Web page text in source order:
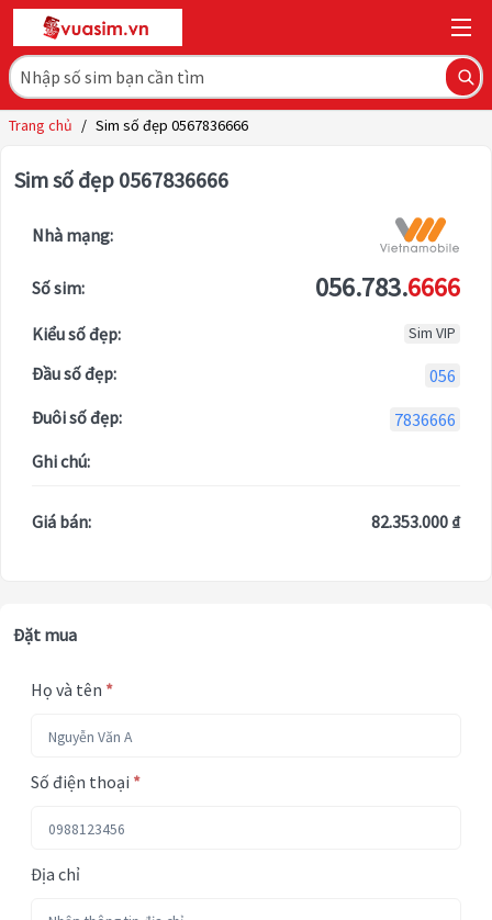
Trang chủ / Sim số đẹp 0567836666
Sim số đẹp 0567836666
Nhà mạng:
Số sim: 056.783.6666
Kiểu số đẹp: Sim VIP
Đầu số đẹp:
056
Đuôi số đẹp:
7836666
Ghi chú:
Giá bán: 82.353.000 ₫
Đặt mua
Họ và tên *
Số điện thoại *
Địa chỉ